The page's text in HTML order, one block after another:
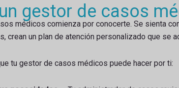
gestor de casos
médicos comienza por conocerte. Se sienta
crean un plan de atención personalizado que se
tu gestor de casos médicos puede hacer por ti: